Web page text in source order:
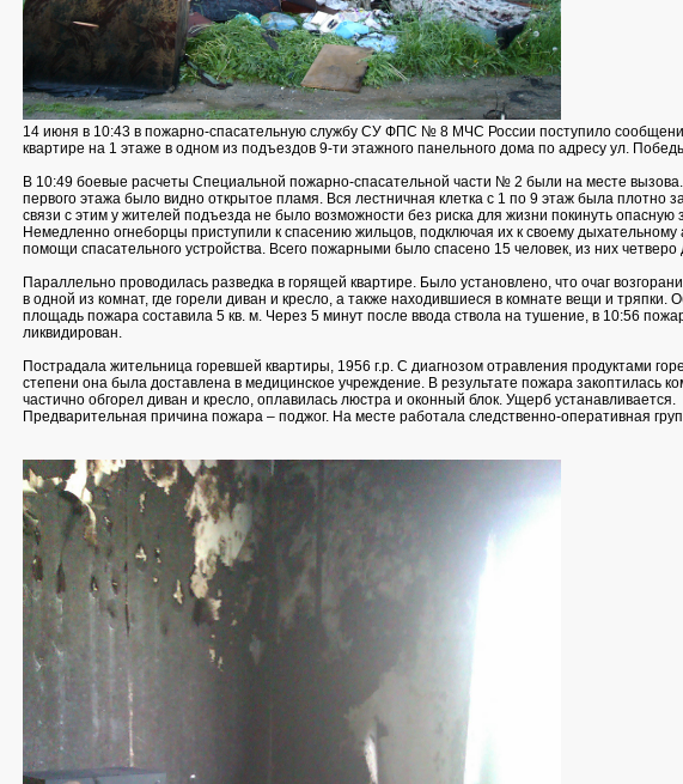
14 июня в 10:43 в пожарно-спасательную службу СУ ФПС № 8 МЧС России поступило
квартире на 1 этаже в одном из подъездов 9-ти этажного панельного дома по адресу ул.
В 10:49 боевые расчеты Специальной пожарно-спасательной части № 2 были на месте
первого этажа было видно открытое пламя. Вся лестничная клетка с 1 по 9 этаж была плотно
связи с этим у жителей подъезда не было возможности без риска для жизни покинуть опасную
Немедленно огнеборцы приступили к спасению жильцов, подключая их к своему дыхательному
помощи спасательного устройства. Всего пожарными было спасено 15 человек, из них четверо
Параллельно проводилась разведка в горящей квартире. Было установлено, что очаг
в одной из комнат, где горели диван и кресло, а также находившиеся в комнате вещи и тряпки.
площадь пожара составила 5 кв. м. Через 5 минут после ввода ствола на тушение, в 10:56
ликвидирован.
Пострадала жительница горевшей квартиры, 1956 г.р. С диагнозом отравления продуктами
степени она была доставлена в медицинское учреждение. В результате пожара закоптилась
частично обгорел диван и кресло, оплавилась люстра и оконный блок. Ущерб устанавливается.
Предварительная причина пожара – поджог. На месте работала следственно-оперативная